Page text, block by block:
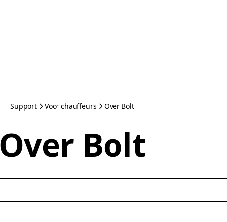
Support Voor chauffeurs Over Bolt
Over Bolt